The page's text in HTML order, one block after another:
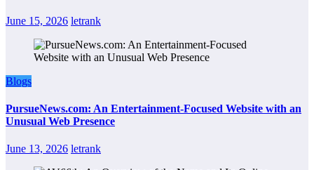
June 15, 2026 letrank
Blogs
PursueNews.com: An Entertainment-Focused Website with an
Unusual Web Presence
June 13, 2026 letrank